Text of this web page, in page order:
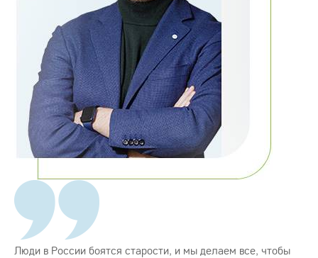
Люди в России боятся старости, и мы делаем все, чтобы